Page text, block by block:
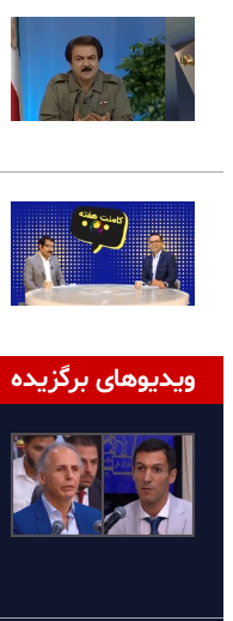
ویدیوهای برگزیده